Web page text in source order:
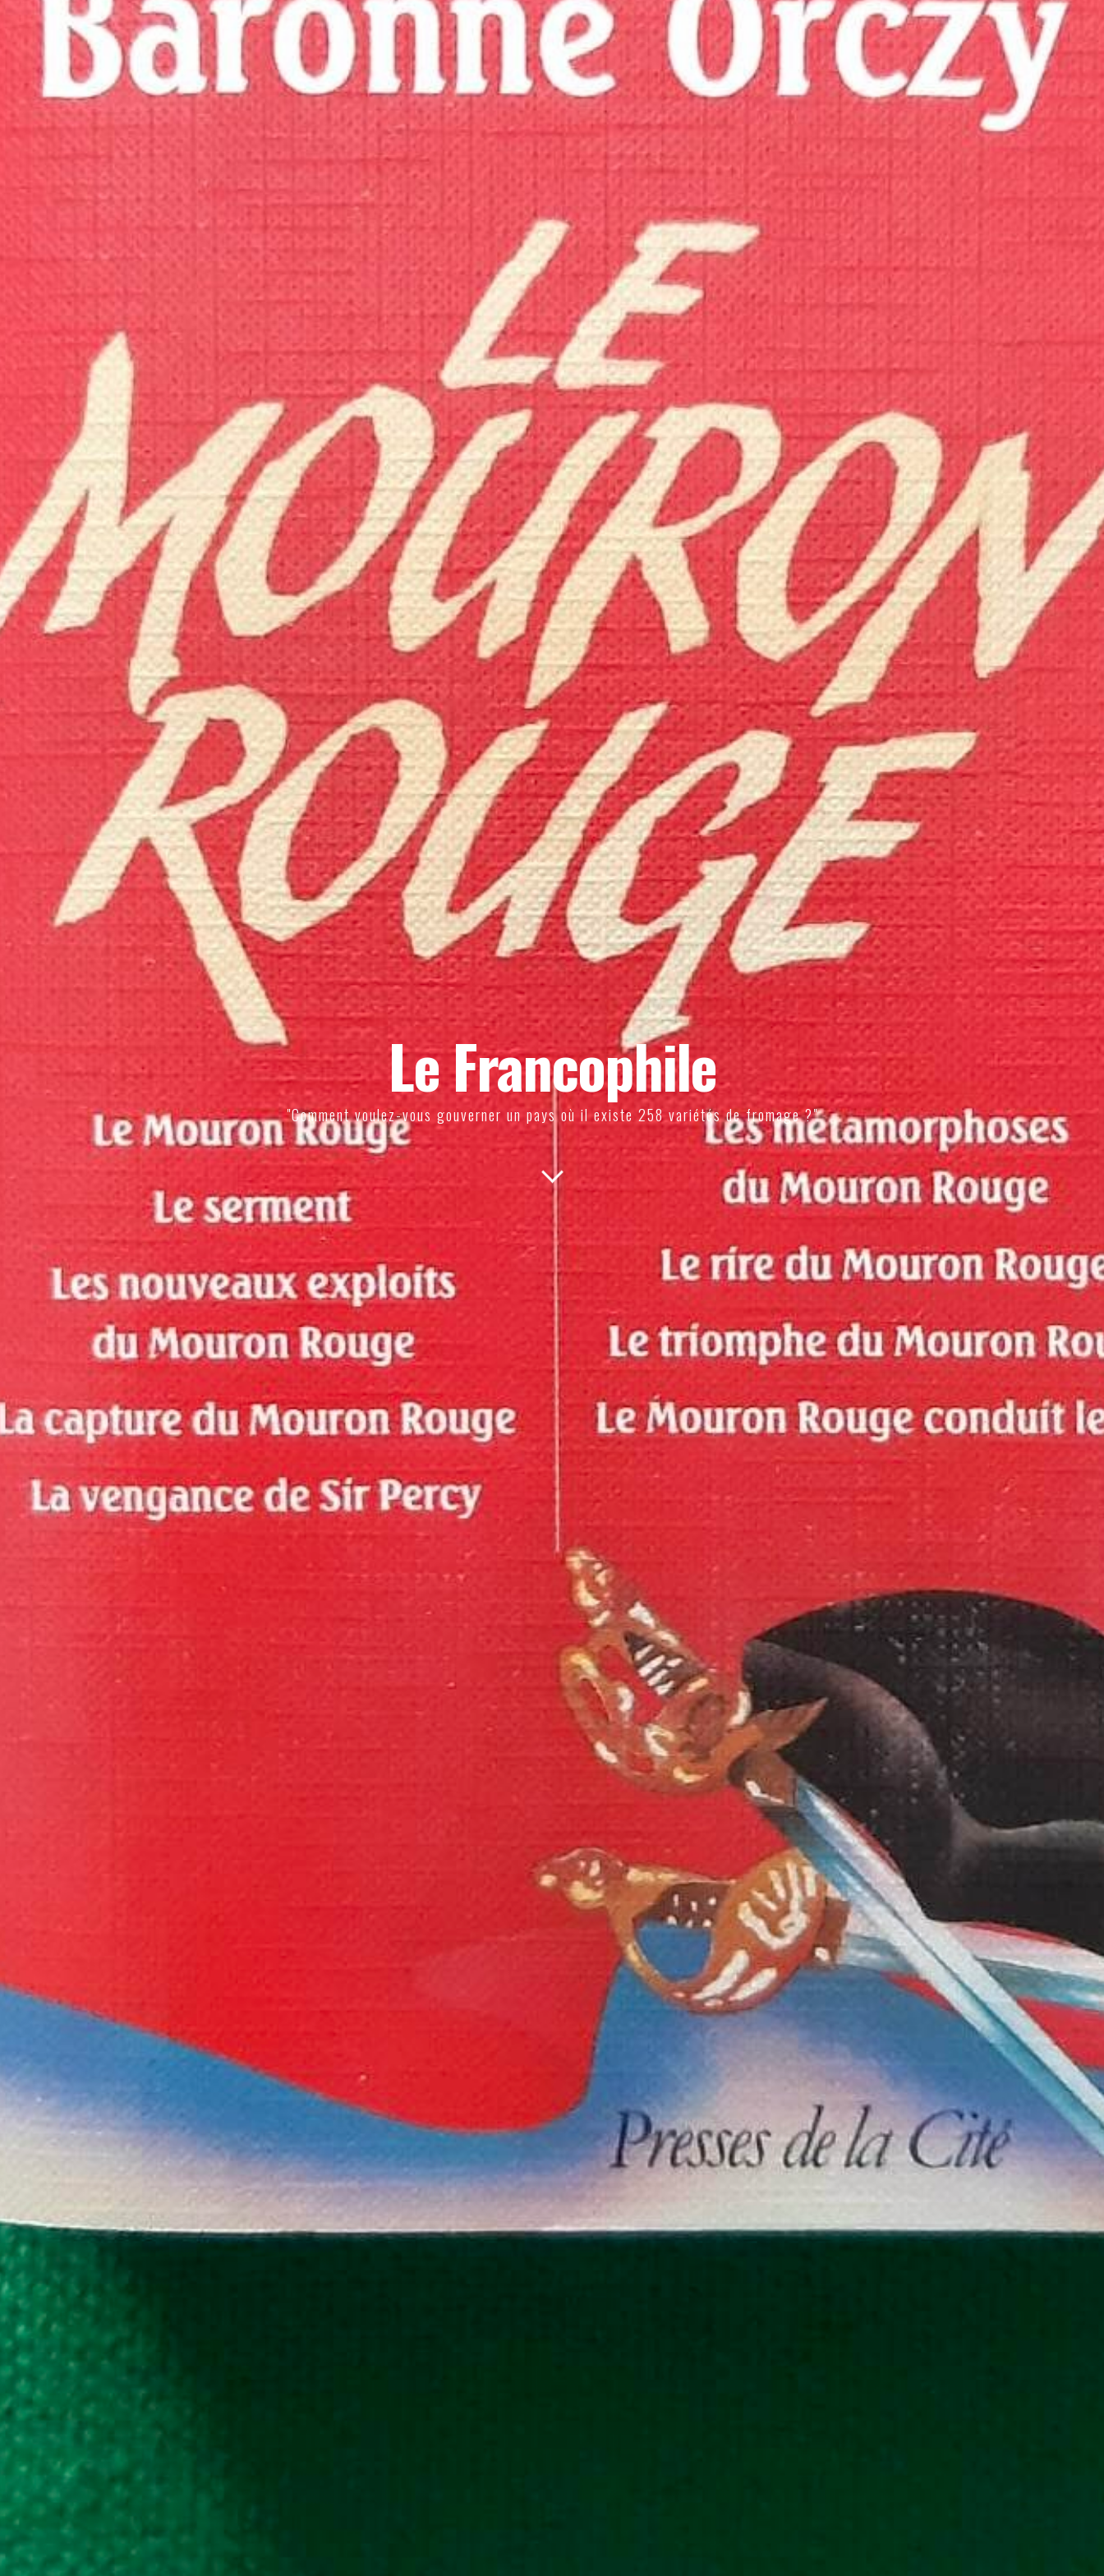
Le Francophile
"Comment voulez-vous gouverner un pays où il existe 258 variétés de fromage ?"